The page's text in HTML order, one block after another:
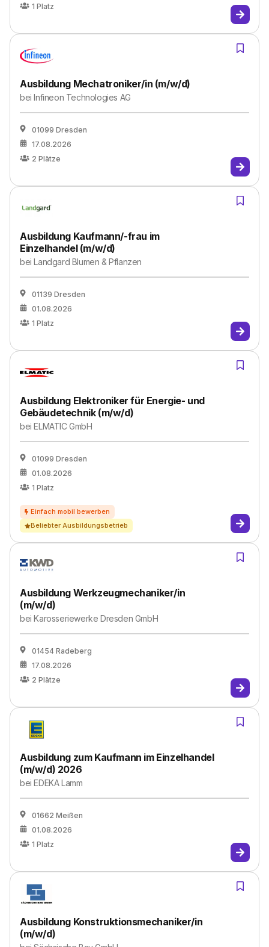
1 Platz
Ausbildung Mechatroniker/in (m/w/d)
beiInfineon Technologies AG
01099 Dresden
17.08.2026
2 Plätze
Ausbildung Kaufmann/-frau im
Einzelhandel (m/w/d)
beiLandgard Blumen & Pflanzen
01139 Dresden
01.08.2026
1 Platz
Ausbildung Elektroniker für Energie- und
Gebäudetechnik (m/w/d)
beiELMATIC GmbH
01099 Dresden
01.08.2026
1 Platz
Beliebter Ausbildungsbetrieb
Ausbildung Werkzeugmechaniker/in
(m/w/d)
beiKarosseriewerke Dresden GmbH
01454 Radeberg
17.08.2026
2 Plätze
Ausbildung zum Kaufmann im Einzelhandel
(m/w/d) 2026
beiEDEKA Lamm
01662 Meißen
01.08.2026
1 Platz
Ausbildung Konstruktionsmechaniker/in
(m/w/d)